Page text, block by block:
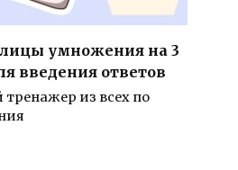
умножения на 3
введения ответов
из всех по